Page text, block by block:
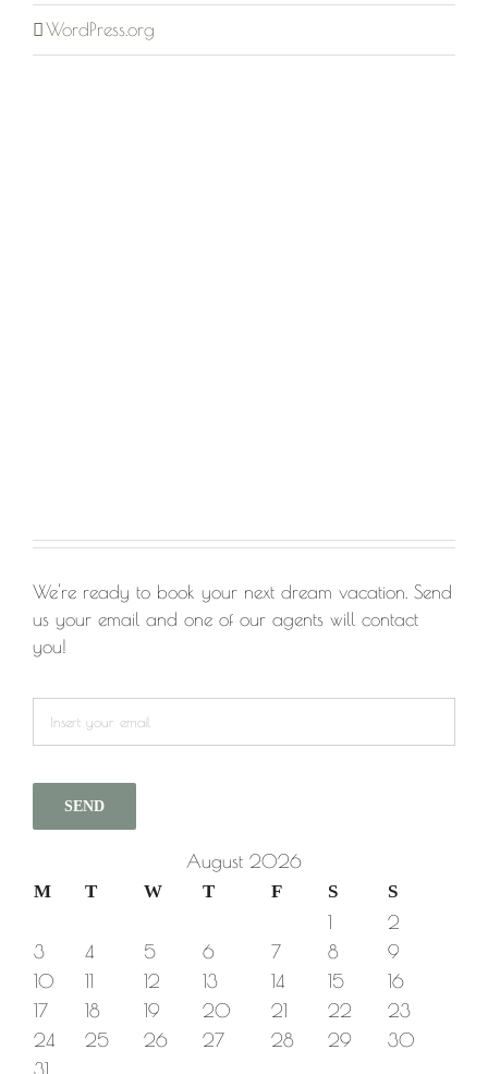
WordPress.org
We're ready to book your next dream vacation. Send
us your email and one of our agents will contact
you!
August 2026
M T W T F S S
1
2
3
4 5 6 7 8
9
10
11 12 13 14 15
16
17
18 19 20 21 22
23
24
25 26 27 28 29
30
31